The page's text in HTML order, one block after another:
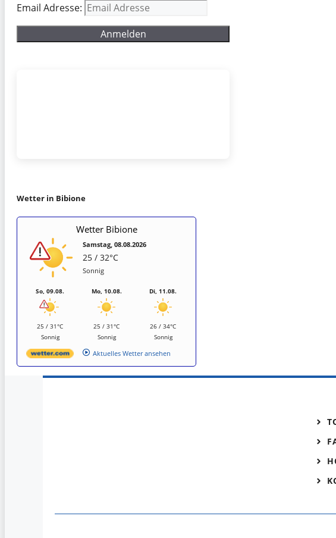
Email Adresse:
Wetter in Bibione
Wetter Bibione
Samstag, 08.08.2026
25 / 32°C
Sonnig
So, 09.08.
25 / 31°C
Sonnig
Mo, 10.08.
25 / 31°C
Sonnig
Di, 11.08.
26 / 34°C
Sonnig
Aktuelles Wetter ansehen